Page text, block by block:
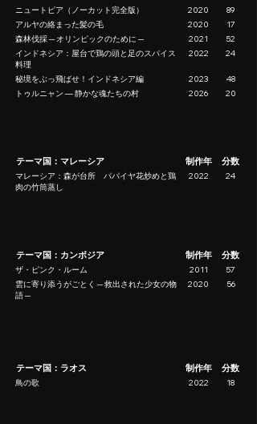
ニュートピア（ノーカット完全版）
2020
89
アルヤの絡まった髪の毛
2020
17
森林伐採 ─ オリンピックのために ─
2021
52
インドネシア：屋台で鶏の頭と足のスパイス
料理
2022 24
秘境をぶっ飛ばせ！インドネシア編 2023
48
トゥルニャン ― 静かな魂たちの村
2026 20
テーマ国：マレーシア 制作年 分数
マレーシア：森が台所 パパイヤ花炒めと鶏
肉の竹筒蒸し
2022 24
テーマ国：カンボジア 制作年 分数
ザ・ピンク・ルーム 2011
57
雲に寄り添うがごとく ─ 救出された少女の物
語 ─
2020 56
テーマ国：ラオス 制作年 分数
鳥の歌 2022 18